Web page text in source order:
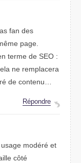
fan des
page.
terme de SEO :
ne remplacera
de contenu…
Répondre
modéré et
côté